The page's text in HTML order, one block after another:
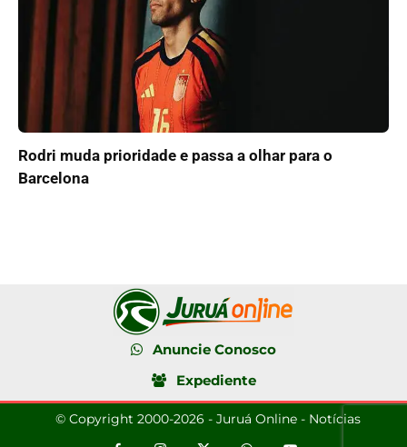
Rodri muda prioridade e passa a olhar para o
Barcelona
Anuncie Conosco
Expediente
© Copyright 2000-2026 - Juruá Online - Notícias